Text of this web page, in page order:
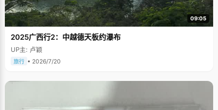
09:05
2025广西行2：中越德天板约瀑布
UP主: 卢颖
旅行 • 2026/7/20